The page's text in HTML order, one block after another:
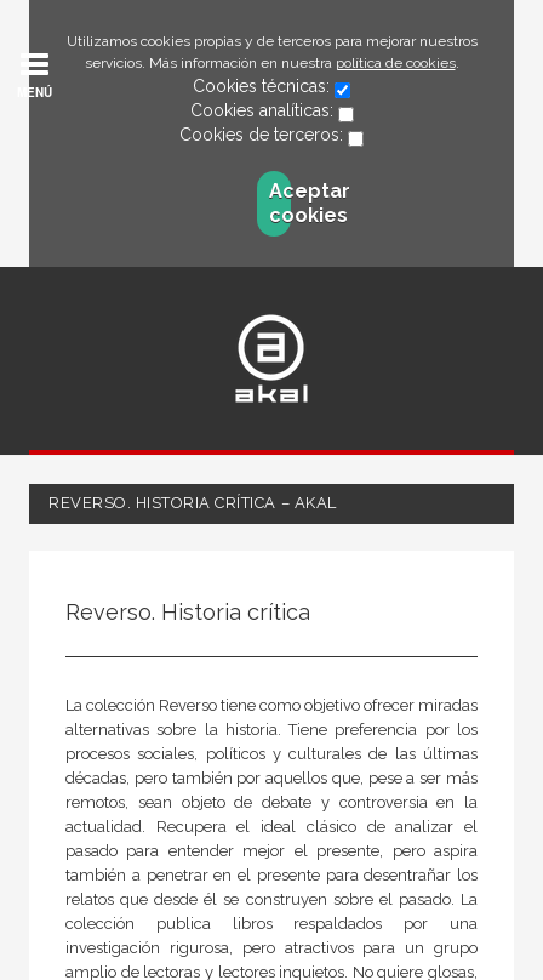
Utilizamos cookies propias y de terceros para mejorar nuestros
servicios. Más información en nuestra política de cookies.
Cookies técnicas:
Cookies analíticas:
Cookies de terceros:
Aceptar
cookies
MENÚ
REVERSO. HISTORIA CRÍTICA – AKAL
Ciencias humanas y sociales
Filosofía
MATERIAS
Estética
Ética
Medieval
Moderna
Reverso. Historia crítica
La colección Reverso tiene como objetivo ofrecer miradas
alternativas sobre la historia. Tiene preferencia por los
procesos sociales, políticos y culturales de las últimas
décadas, pero también por aquellos que, pese a ser más
remotos, sean objeto de debate y controversia en la
actualidad. Recupera el ideal clásico de analizar el
pasado para entender mejor el presente, pero aspira
también a penetrar en el presente para desentrañar los
relatos que desde él se construyen sobre el pasado. La
colección publica libros respaldados por una
investigación rigurosa, pero atractivos para un grupo
amplio de lectoras y lectores inquietos. No quiere glosas,